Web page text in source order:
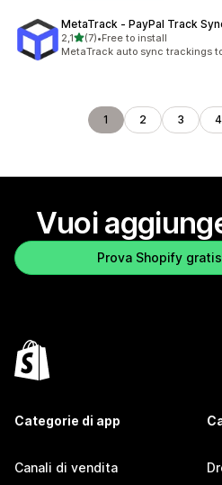
MetaTrack ‑ PayPal Track
2,1stelle su 5
(7)
7 recensioni totali
•Free to install
MetaTrack auto sync trackings
1 2 3 4
Vuoi
Prova Shopify
Categorie di app
Canali di vendita